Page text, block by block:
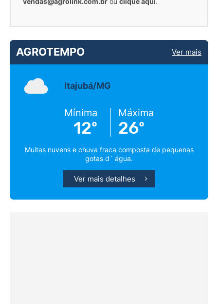
vendas@agrolink.com.br ou clique aqui.
AGROTEMPO Ver mais
Itajubá/MG
Mínima
12º
Máxima
26º
Muitas nuvens e chuva fraca composta de pequenas
gotas d´ água.
Ver mais detalhes